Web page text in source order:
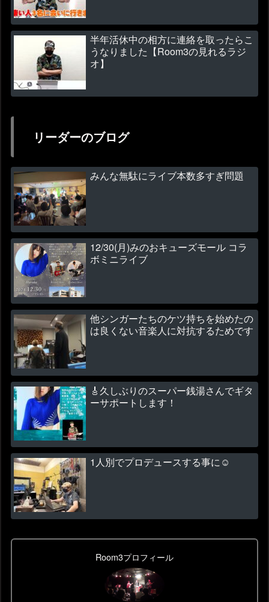
半年活休中の相方に連絡を取ったらこ
うなりました【Room3の見れるラジ
オ】
リーダーのブログ
みんな無駄にライブ本数多すぎ問題
12/30(月)みのおキューズモール コラ
ボミニライブ
他シンガーたちのケツ持ちを始めたの
は良くない音楽人に対抗するためです
🎸久しぶりのスーパー銭湯さんでギタ
ーサポートします！
1人別でプロデュースする事に☺
Room3プロフィール